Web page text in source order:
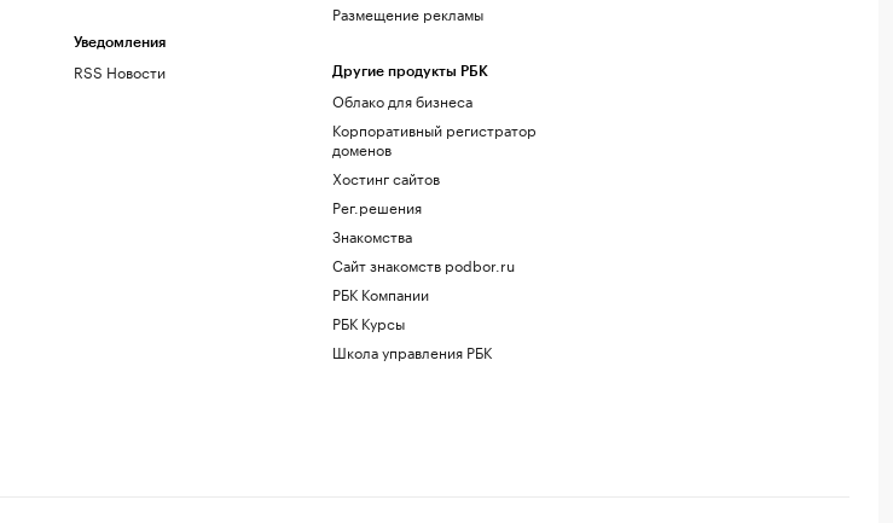
Уведомления
RSS Новости
Размещение рекламы
Другие продукты РБК
Облако для бизнеса
Корпоративный регистратор
доменов
Хостинг сайтов
Рег.решения
Знакомства
Сайт знакомств podbor.ru
РБК Компании
РБК Курсы
Школа управления РБК